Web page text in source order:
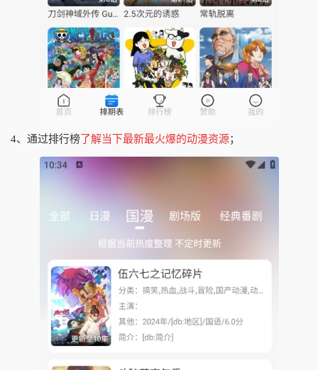
4、通过排行榜了解当下最新最火爆的动漫资源；